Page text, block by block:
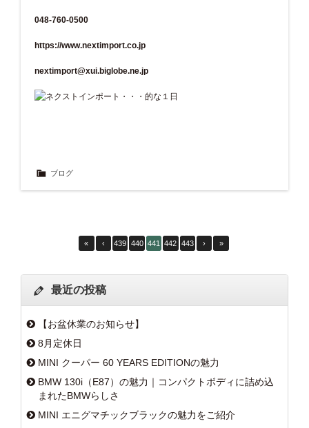
048-760-0500
https://www.nextimport.co.jp
nextimport@xui.biglobe.ne.jp
ブログ
« ‹ 439 440 441 442 443 › »
最近の投稿
【お盆休業のお知らせ】
8月定休日
MINI クーパー 60 YEARS EDITIONの魅力
BMW 130i（E87）の魅力｜コンパクトボディに詰め込
まれたBMWらしさ
MINI エニグマチックブラックの魅力をご紹介